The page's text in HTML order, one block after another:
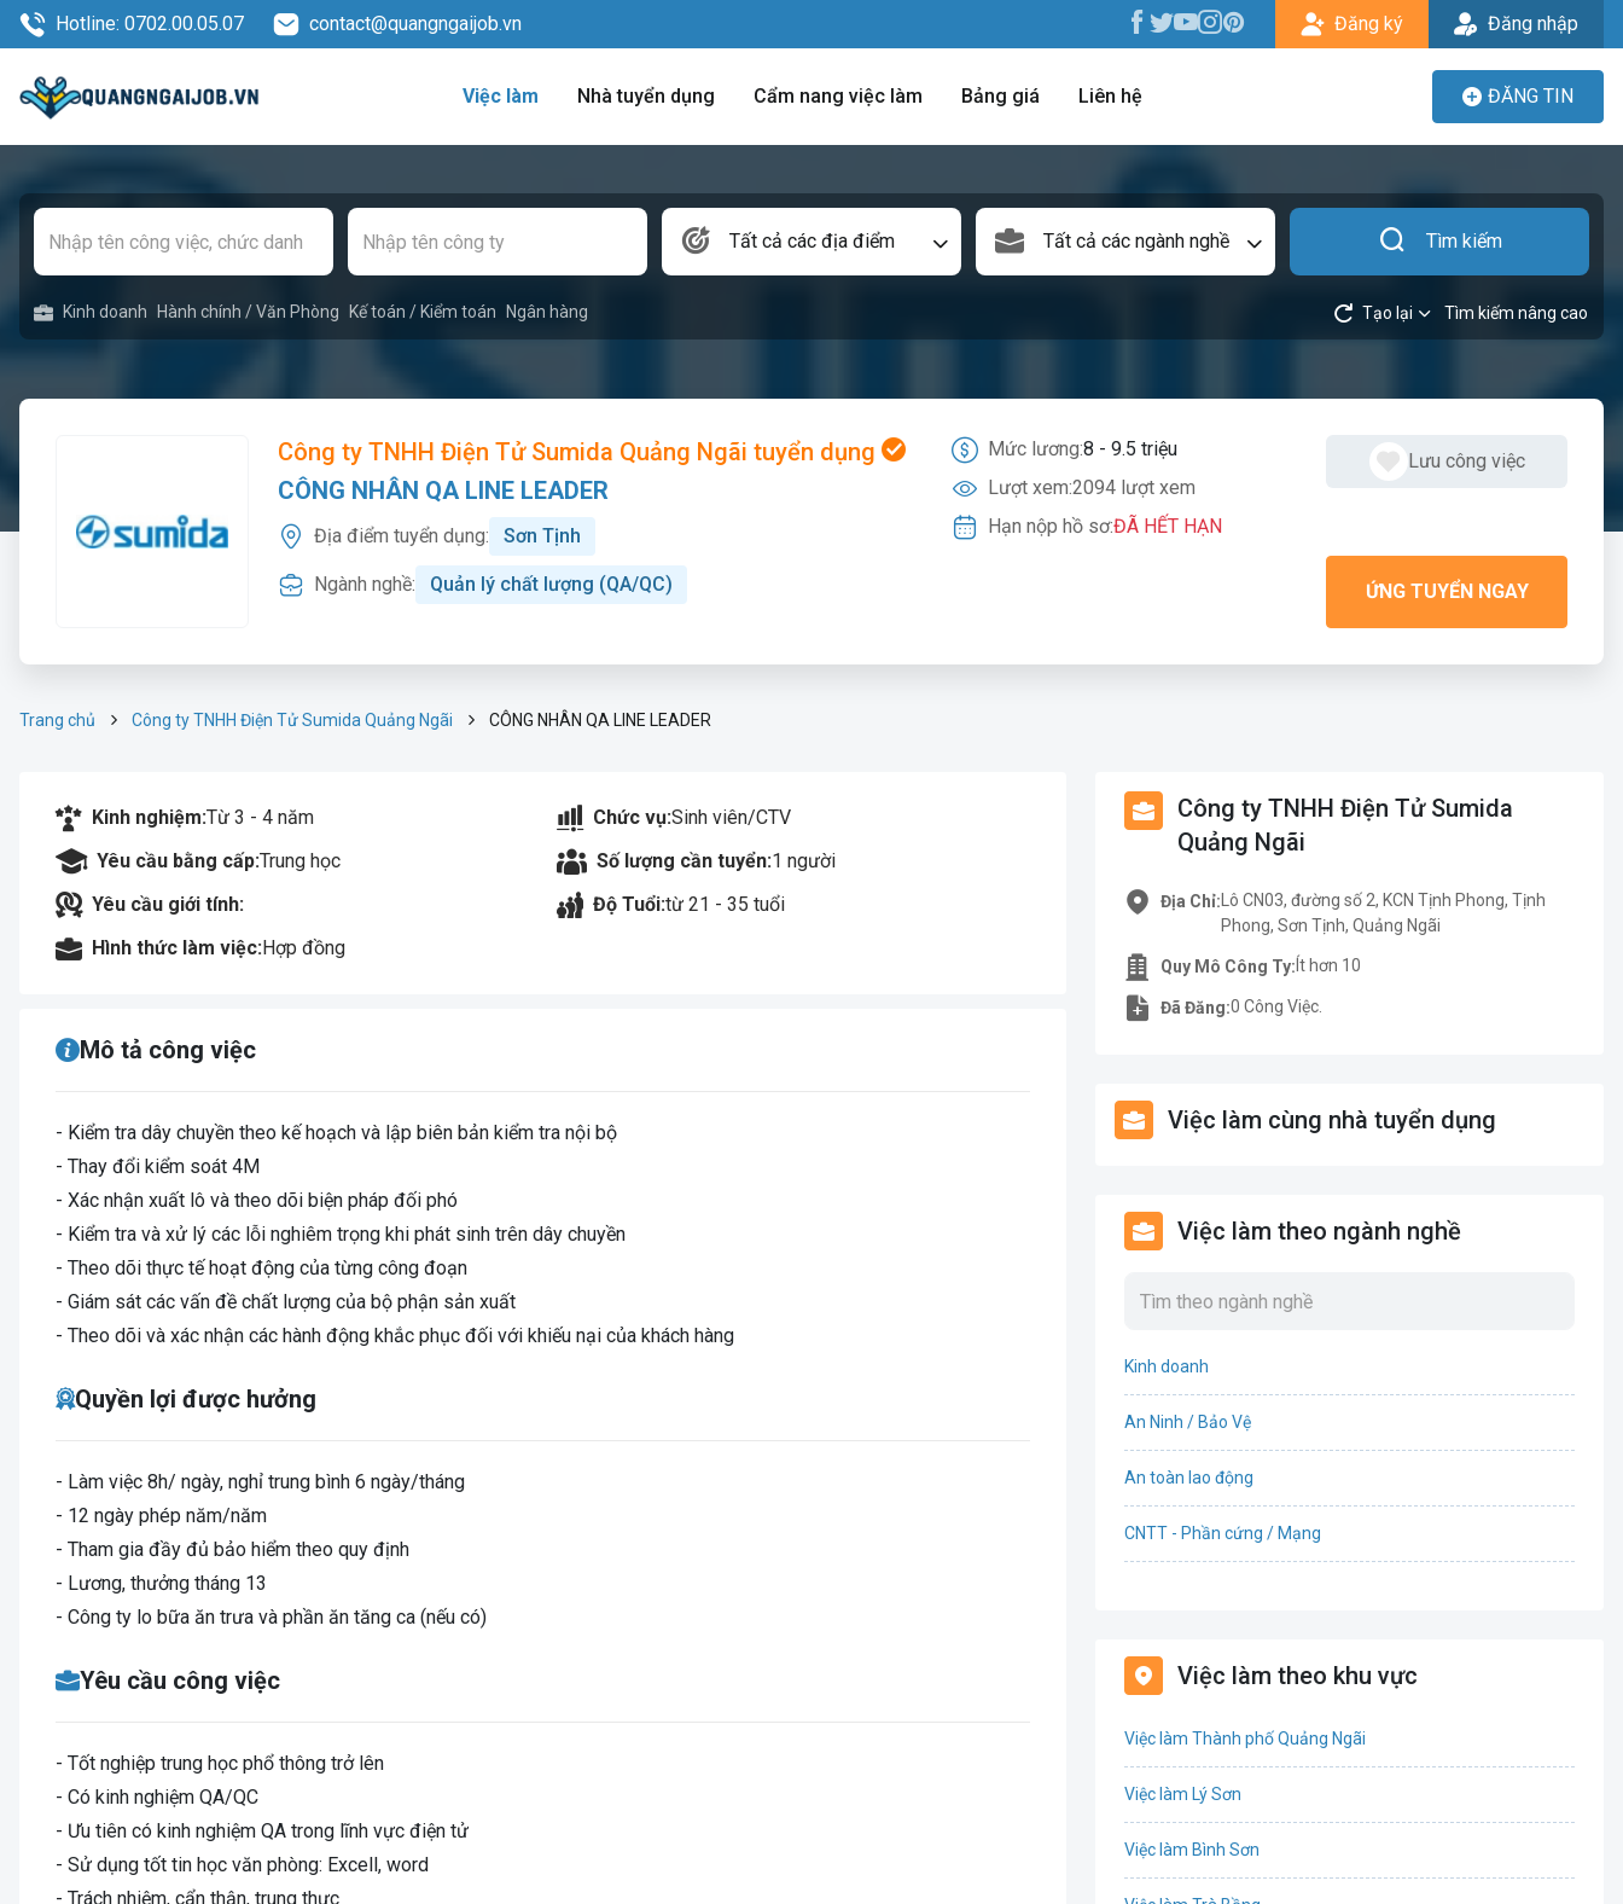
Hotline: 0702.00.05.07 contact@quangngaijob.vn Đăng ký Đăng nhập
Việc làm Nhà tuyển dụng Cẩm nang việc làm Bảng giá Liên hệ ĐĂNG TIN
Tất cả các địa điểm Tất cả các ngành nghề Tìm kiếm
Kinh doanh Hành chính / Văn Phòng Kế toán / Kiểm toán Ngân hàng Tạo lại Tìm kiếm nâng cao
Công ty TNHH Điện Tử Sumida Quảng Ngãi tuyển dụng
CÔNG NHÂN QA LINE LEADER
Địa điểm tuyển dụng: Sơn Tịnh
Ngành nghề: Quản lý chất lượng (QA/QC)
Mức lương:8 - 9.5 triệu
Lượt xem:2094 lượt xem
Hạn nộp hồ sơ:ĐÃ HẾT HẠN
Lưu công việc
ỨNG TUYỂN NGAY
Trang chủ Công ty TNHH Điện Tử Sumida Quảng Ngãi CÔNG NHÂN QA LINE LEADER
Kinh nghiệm:Từ 3 - 4 năm Chức vụ:Sinh viên/CTV
Yêu cầu bằng cấp:Trung học Số lượng cần tuyển:1 người
Yêu cầu giới tính:
Độ Tuổi:từ 21 - 35 tuổi
Hình thức làm việc:Hợp đồng
Mô tả công việc
- Kiểm tra dây chuyền theo kế hoạch và lập biên bản kiểm tra nội bộ
- Thay đổi kiểm soát 4M
- Xác nhận xuất lô và theo dõi biện pháp đối phó
- Kiểm tra và xử lý các lỗi nghiêm trọng khi phát sinh trên dây chuyền
- Theo dõi thực tế hoạt động của từng công đoạn
- Giám sát các vấn đề chất lượng của bộ phận sản xuất
- Theo dõi và xác nhận các hành động khắc phục đối với khiếu nại của khách hàng
Quyền lợi được hưởng
- Làm việc 8h/ ngày, nghỉ trung bình 6 ngày/tháng
- 12 ngày phép năm/năm
- Tham gia đầy đủ bảo hiểm theo quy định
- Lương, thưởng tháng 13
- Công ty lo bữa ăn trưa và phần ăn tăng ca (nếu có)
Yêu cầu công việc
- Tốt nghiệp trung học phổ thông trở lên
- Có kinh nghiệm QA/QC
- Ưu tiên có kinh nghiệm QA trong lĩnh vực điện tử
- Sử dụng tốt tin học văn phòng: Excell, word
- Trách nhiệm, cẩn thận, trung thực
Công ty TNHH Điện Tử Sumida
Quảng Ngãi
Địa Chỉ: Lô CN03, đường số 2, KCN Tịnh Phong, Tịnh
Phong, Sơn Tịnh, Quảng Ngãi
Quy Mô Công Ty: Ít hơn 10
Đã Đăng:0 Công Việc.
Việc làm cùng nhà tuyển dụng
Việc làm theo ngành nghề
Kinh doanh
An Ninh / Bảo Vệ
An toàn lao động
CNTT - Phần cứng / Mạng
Bất động sản
Việc làm theo khu vực
Việc làm Thành phố Quảng Ngãi
Việc làm Lý Sơn
Việc làm Bình Sơn